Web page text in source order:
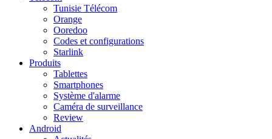
Tunisie Télécom
Orange
Ooredoo
Codes et configurations
Starlink
Produits
Tablettes
Smartphones
Système d'alarme
Caméra de surveillance
Review
Android